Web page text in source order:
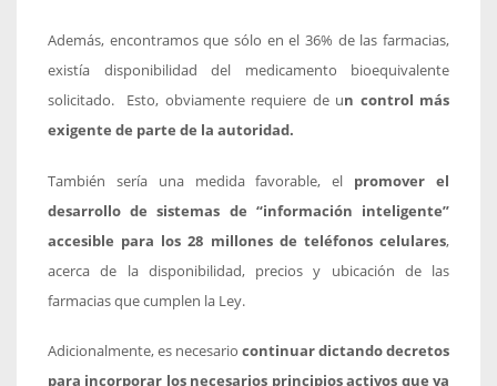
Además, encontramos que sólo en el 36% de las farmacias,
existía disponibilidad del medicamento bioequivalente
solicitado. Esto, obviamente requiere de un control más
exigente de parte de la autoridad.
También sería una medida favorable, el promover el
desarrollo de sistemas de “información inteligente”
accesible para los 28 millones de teléfonos celulares,
acerca de la disponibilidad, precios y ubicación de las
farmacias que cumplen la Ley.
Adicionalmente, es necesario continuar dictando decretos
para incorporar los necesarios principios activos que ya